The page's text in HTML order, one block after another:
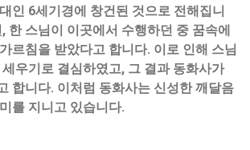
인 6세기경에 창건된 것으로 전해집니
한 스님이 이곳에서 수행하던 중 꿈속에
르침을 받았다고 합니다. 이로 인해 스님
우기로 결심하였고, 그 결과 동화사가
합니다. 이처럼 동화사는 신성한 깨달음
를 지니고 있습니다.